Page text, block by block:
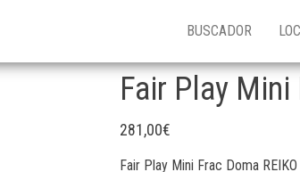
BUSCADOR
Fair Play Mini
281,00€
Fair Play Mini Frac Doma REIKO